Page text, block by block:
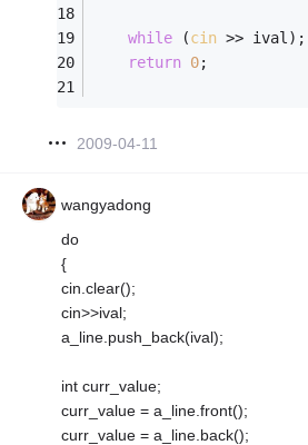
while (cin >> ival);
return 0;
2009-04-11
wangyadong
do
{
cin.clear();
cin>>ival;
a_line.push_back(ival);
int curr_value;
curr_value = a_line.front();
curr_value = a_line.back();